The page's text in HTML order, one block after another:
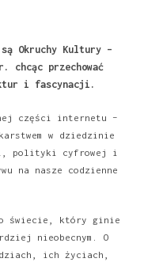
Okruchy Kultury –
chcąc przechować
i fascynacji.
części internetu –
w dziedzinie
polityki cyfrowej i
na nasze codzienne
o świecie, który ginie
nieobecnym. O
ich życiach,